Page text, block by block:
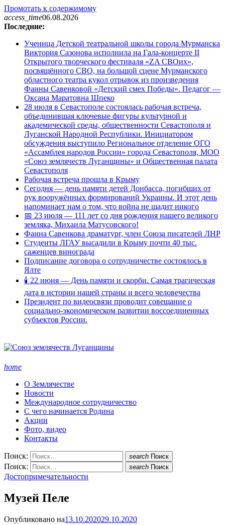
Промотать к содержимому
access_time06.08.2026
Последние:
Ученица Детской театральной школы города Мурманска
Виктория Сазонова исполнила на Гала-концерте II
Открытого творческого фестиваля «ZA СВОих»,
посвящённого СВО, на большой сцене Мурманского
областного театра кукол отрывок из произведения
Фаины Савенковой «Детский смех Победы». Педагог —
Оксана Маратовна Шпеко
28 июля в Севастополе состоялась рабочая встреча,
объединившая ключевые фигуры культурной и
академической среды, общественности Севастополя и
Луганской Народной Республики. Инициатором
обсуждения выступило Региональное отделение ОГО
«Ассамблея народов России» города Севастополя, МОО
«Союз землячеств Луганщины» и Общественная палата
Севастополя
Рабочая встреча прошла в Крыму
Сегодня — день памяти детей Донбасса, погибших от
рук вооружённых формирований Украины. И этот день
напоминает нам о том, что война не щадит никого
📅 23 июля — 111 лет со дня рождения нашего великого
земляка, Михаила Матусовского!
Фаина Савенкова драматург, член Союза писателей ЛНР
Студенты ЛГАУ высадили в Крыму почти 40 тыс.
саженцев винограда
Подписание договора о сотрудничестве состоялось в
Ялте
🕯 22 июня — День памяти и скорби. Самая трагическая
дата в истории нашей страны и всего человечества
Президент по видеосвязи проводит совещание о
социально-экономическом развитии воссоединенных
субъектов России.
home
О Землячестве
Новости
Международное сотрудничество
С чего начинается Родина
Акции
Фото, видео
Контакты
Поиск: search Поиск
Поиск: search Поиск
Достопримечательности
Музей Пеле
Опубликовано на13.10.202029.10.2020